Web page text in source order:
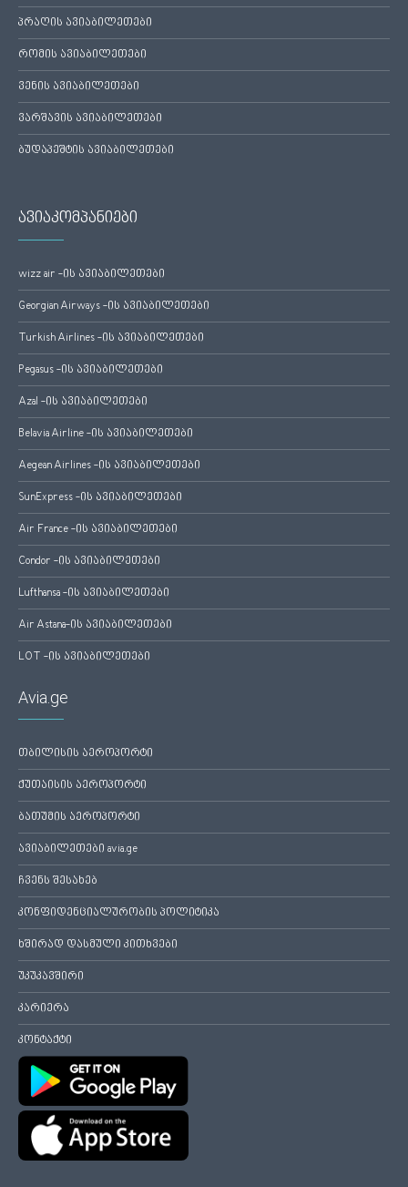
პრაღის ავიაბილეთები
რომის ავიაბილეთები
ვენის ავიაბილეთები
ვარშავის ავიაბილეთები
ბუდაპეშტის ავიაბილეთები
ავიაკომპანიები
wizz air -ის ავიაბილეთები
Georgian Airways -ის ავიაბილეთები
Turkish Airlines -ის ავიაბილეთები
Pegasus -ის ავიაბილეთები
Azal -ის ავიაბილეთები
Belavia Airline -ის ავიაბილეთები
Aegean Airlines -ის ავიაბილეთები
SunExpress -ის ავიაბილეთები
Air France -ის ავიაბილეთები
Condor -ის ავიაბილეთები
Lufthansa -ის ავიაბილეთები
Air Astana-ის ავიაბილეთები
LOT -ის ავიაბილეთები
Avia.ge
თბილისის აეროპორტი
ქუთაისის აეროპორტი
ბათუმის აეროპორტი
ავიაბილეთები avia.ge
ჩვენს შესახებ
კონფიდენციალურობის პოლიტიკა
ხშირად დასმული კითხვები
უკუკავშირი
კარიერა
კონტაქტი